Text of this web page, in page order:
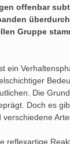
offenbar
Gruppe
ein
Die
Doch es
reflexartige